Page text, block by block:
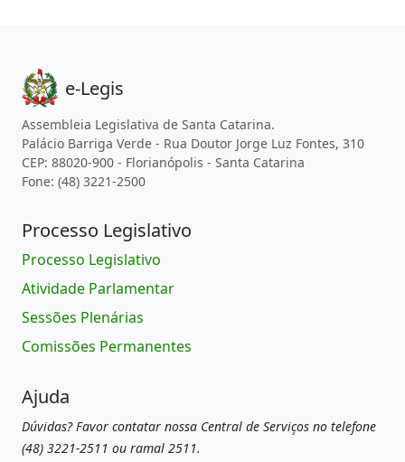
e-Legis
Assembleia Legislativa de Santa Catarina.
Palácio Barriga Verde - Rua Doutor Jorge Luz Fontes, 310
CEP: 88020-900 - Florianópolis - Santa Catarina
Fone: (48) 3221-2500
Processo Legislativo
Processo Legislativo
Atividade Parlamentar
Sessões Plenárias
Comissões Permanentes
Ajuda
Dúvidas? Favor contatar nossa Central de Serviços no telefone
(48) 3221-2511 ou ramal 2511.